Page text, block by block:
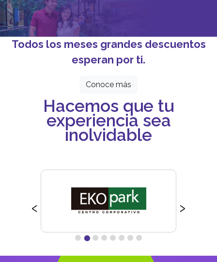
Todos los meses grandes descuentos
esperan por ti.
Conoce más
Hacemos que tu
experiencia sea
inolvidable
‹ ›